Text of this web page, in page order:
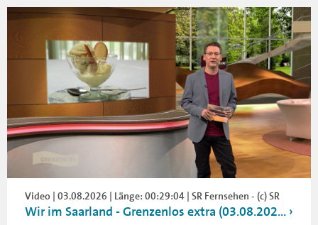
Video | 03.08.2026 | Länge: 00:29:04 | SR Fernsehen - (c) SR
Wir im Saarland - Grenzenlos extra (03.08.202...